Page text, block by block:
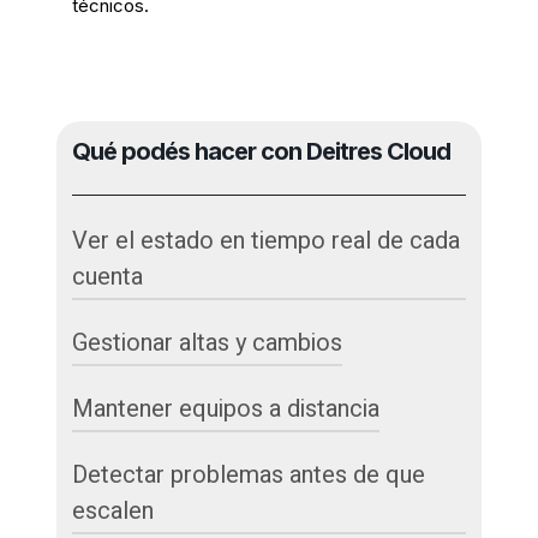
técnicos.
Qué podés hacer con Deitres Cloud
Ver el estado en tiempo real de cada
cuenta
Conectividad, batería, versiones, último
evento recibido y calidad de señal. Un
mapa y una lista con filtros te permiten
priorizar lo importante.
Gestionar altas y cambios
Dar de alta paneles y periféricos, reasignar
equipos, renombrar zonas, configurar
horarios y permisos.
Mantener equipos a distancia
Ejecutaractualizaciones remotas(OTA),
reinicios seguros y pruebas guiadas sin
enviar un técnico al sitio.
Detectar problemas antes de que
escalen